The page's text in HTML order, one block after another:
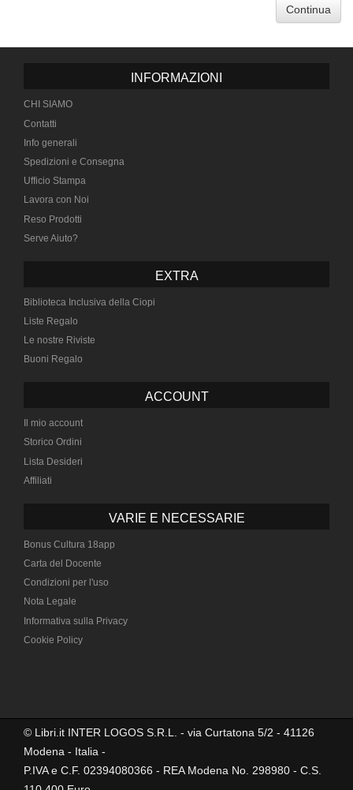
Continua
INFORMAZIONI
CHI SIAMO
Contatti
Info generali
Spedizioni e Consegna
Ufficio Stampa
Lavora con Noi
Reso Prodotti
Serve Aiuto?
EXTRA
Biblioteca Inclusiva della Ciopi
Liste Regalo
Le nostre Riviste
Buoni Regalo
ACCOUNT
Il mio account
Storico Ordini
Lista Desideri
Affiliati
VARIE E NECESSARIE
Bonus Cultura 18app
Carta del Docente
Condizioni per l'uso
Nota Legale
Informativa sulla Privacy
Cookie Policy
© Libri.it INTER LOGOS S.R.L. - via Curtatona 5/2 - 41126
Modena - Italia -
P.IVA e C.F. 02394080366 - REA Modena No. 298980 - C.S.